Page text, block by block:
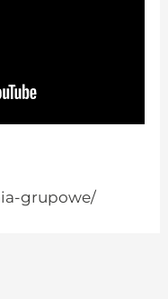
grupowe/